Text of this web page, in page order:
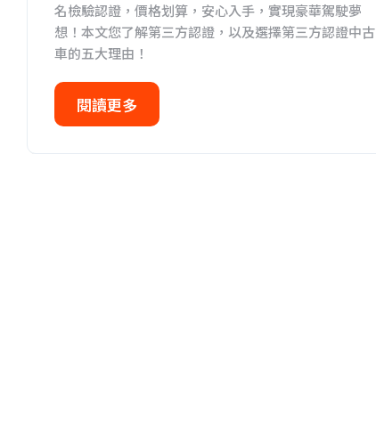
名檢驗認證，價格划算，安心入手，實現豪華駕駛夢
想！本文您了解第三方認證，以及選擇第三方認證中古
車的五大理由！
閱讀更多